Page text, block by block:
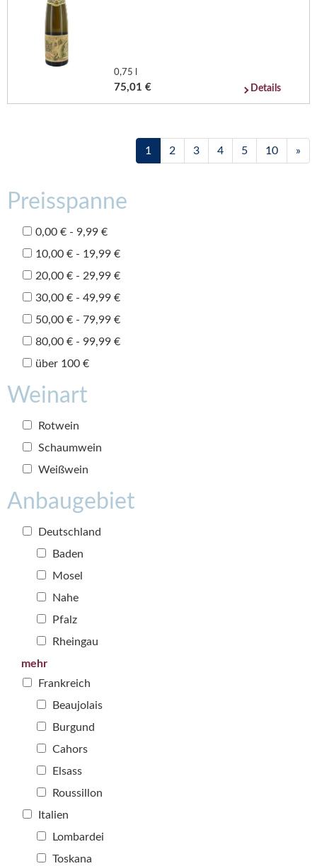
0,75 l
75,01 € Details
1 2 3 4 5 10 »
Preisspanne
0,00 € - 9,99 €
10,00 € - 19,99 €
20,00 € - 29,99 €
30,00 € - 49,99 €
50,00 € - 79,99 €
80,00 € - 99,99 €
über 100 €
Weinart
Rotwein
Schaumwein
Weißwein
Anbaugebiet
Deutschland
Baden
Mosel
Nahe
Pfalz
Rheingau
mehr
Frankreich
Beaujolais
Burgund
Cahors
Elsass
Roussillon
Italien
Lombardei
Toskana